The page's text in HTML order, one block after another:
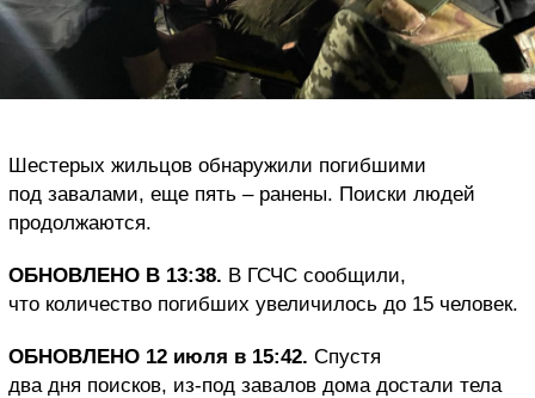
Шестерых жильцов обнаружили погибшими
под завалами, еще пять – ранены. Поиски людей
продолжаются.
ОБНОВЛЕНО В 13:38. В ГСЧС сообщили,
что количество погибших увеличилось до 15 человек.
ОБНОВЛЕНО 12 июля в 15:42. Спустя
два дня поисков, из-под завалов дома достали тела